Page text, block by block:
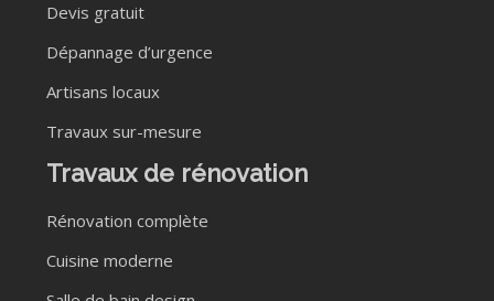
Devis gratuit
Dépannage d’urgence
Artisans locaux
Travaux sur-mesure
Travaux de rénovation
Rénovation complète
Cuisine moderne